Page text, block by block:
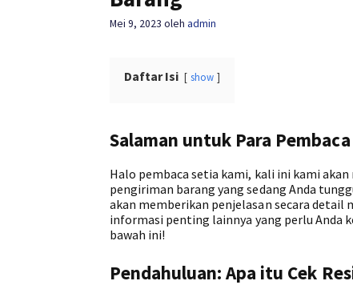
Mei 9, 2023 oleh admin
Daftar Isi show
Salaman untuk Para
Halo pembaca setia kami, kali ini kami
pengiriman barang yang sedang Anda
akan memberikan penjelasan secara detail
informasi penting lainnya yang perlu Anda
bawah ini!
Pendahuluan: Apa itu Cek